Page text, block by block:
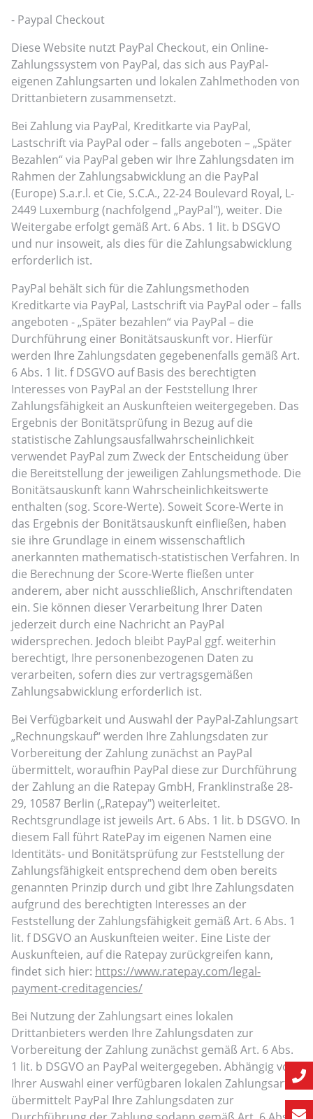
- Paypal Checkout
Diese Website nutzt PayPal Checkout, ein Online-
Zahlungssystem von PayPal, das sich aus PayPal-
eigenen Zahlungsarten und lokalen Zahlmethoden von
Drittanbietern zusammensetzt.
Bei Zahlung via PayPal, Kreditkarte via PayPal,
Lastschrift via PayPal oder – falls angeboten – „Später
Bezahlen“ via PayPal geben wir Ihre Zahlungsdaten im
Rahmen der Zahlungsabwicklung an die PayPal
(Europe) S.a.r.l. et Cie, S.C.A., 22-24 Boulevard Royal, L-
2449 Luxemburg (nachfolgend „PayPal"), weiter. Die
Weitergabe erfolgt gemäß Art. 6 Abs. 1 lit. b DSGVO
und nur insoweit, als dies für die Zahlungsabwicklung
erforderlich ist.
PayPal behält sich für die Zahlungsmethoden
Kreditkarte via PayPal, Lastschrift via PayPal oder – falls
angeboten - „Später bezahlen“ via PayPal – die
Durchführung einer Bonitätsauskunft vor. Hierfür
werden Ihre Zahlungsdaten gegebenenfalls gemäß Art.
6 Abs. 1 lit. f DSGVO auf Basis des berechtigten
Interesses von PayPal an der Feststellung Ihrer
Zahlungsfähigkeit an Auskunfteien weitergegeben. Das
Ergebnis der Bonitätsprüfung in Bezug auf die
statistische Zahlungsausfallwahrscheinlichkeit
verwendet PayPal zum Zweck der Entscheidung über
die Bereitstellung der jeweiligen Zahlungsmethode. Die
Bonitätsauskunft kann Wahrscheinlichkeitswerte
enthalten (sog. Score-Werte). Soweit Score-Werte in
das Ergebnis der Bonitätsauskunft einfließen, haben
sie ihre Grundlage in einem wissenschaftlich
anerkannten mathematisch-statistischen Verfahren. In
die Berechnung der Score-Werte fließen unter
anderem, aber nicht ausschließlich, Anschriftendaten
ein. Sie können dieser Verarbeitung Ihrer Daten
jederzeit durch eine Nachricht an PayPal
widersprechen. Jedoch bleibt PayPal ggf. weiterhin
berechtigt, Ihre personenbezogenen Daten zu
verarbeiten, sofern dies zur vertragsgemäßen
Zahlungsabwicklung erforderlich ist.
Bei Verfügbarkeit und Auswahl der PayPal-Zahlungsart
„Rechnungskauf“ werden Ihre Zahlungsdaten zur
Vorbereitung der Zahlung zunächst an PayPal
übermittelt, woraufhin PayPal diese zur Durchführung
der Zahlung an die Ratepay GmbH, Franklinstraße 28-
29, 10587 Berlin („Ratepay") weiterleitet.
Rechtsgrundlage ist jeweils Art. 6 Abs. 1 lit. b DSGVO. In
diesem Fall führt RatePay im eigenen Namen eine
Identitäts- und Bonitätsprüfung zur Feststellung der
Zahlungsfähigkeit entsprechend dem oben bereits
genannten Prinzip durch und gibt Ihre Zahlungsdaten
aufgrund des berechtigten Interesses an der
Feststellung der Zahlungsfähigkeit gemäß Art. 6 Abs. 1
lit. f DSGVO an Auskunfteien weiter. Eine Liste der
Auskunfteien, auf die Ratepay zurückgreifen kann,
findet sich hier: https://www.ratepay.com/legal-
payment-creditagencies/
Bei Nutzung der Zahlungsart eines lokalen
Drittanbieters werden Ihre Zahlungsdaten zur
Vorbereitung der Zahlung zunächst gemäß Art. 6 Abs.
1 lit. b DSGVO an PayPal weitergegeben. Abhängig von
Ihrer Auswahl einer verfügbaren lokalen Zahlungsart
übermittelt PayPal Ihre Zahlungsdaten zur